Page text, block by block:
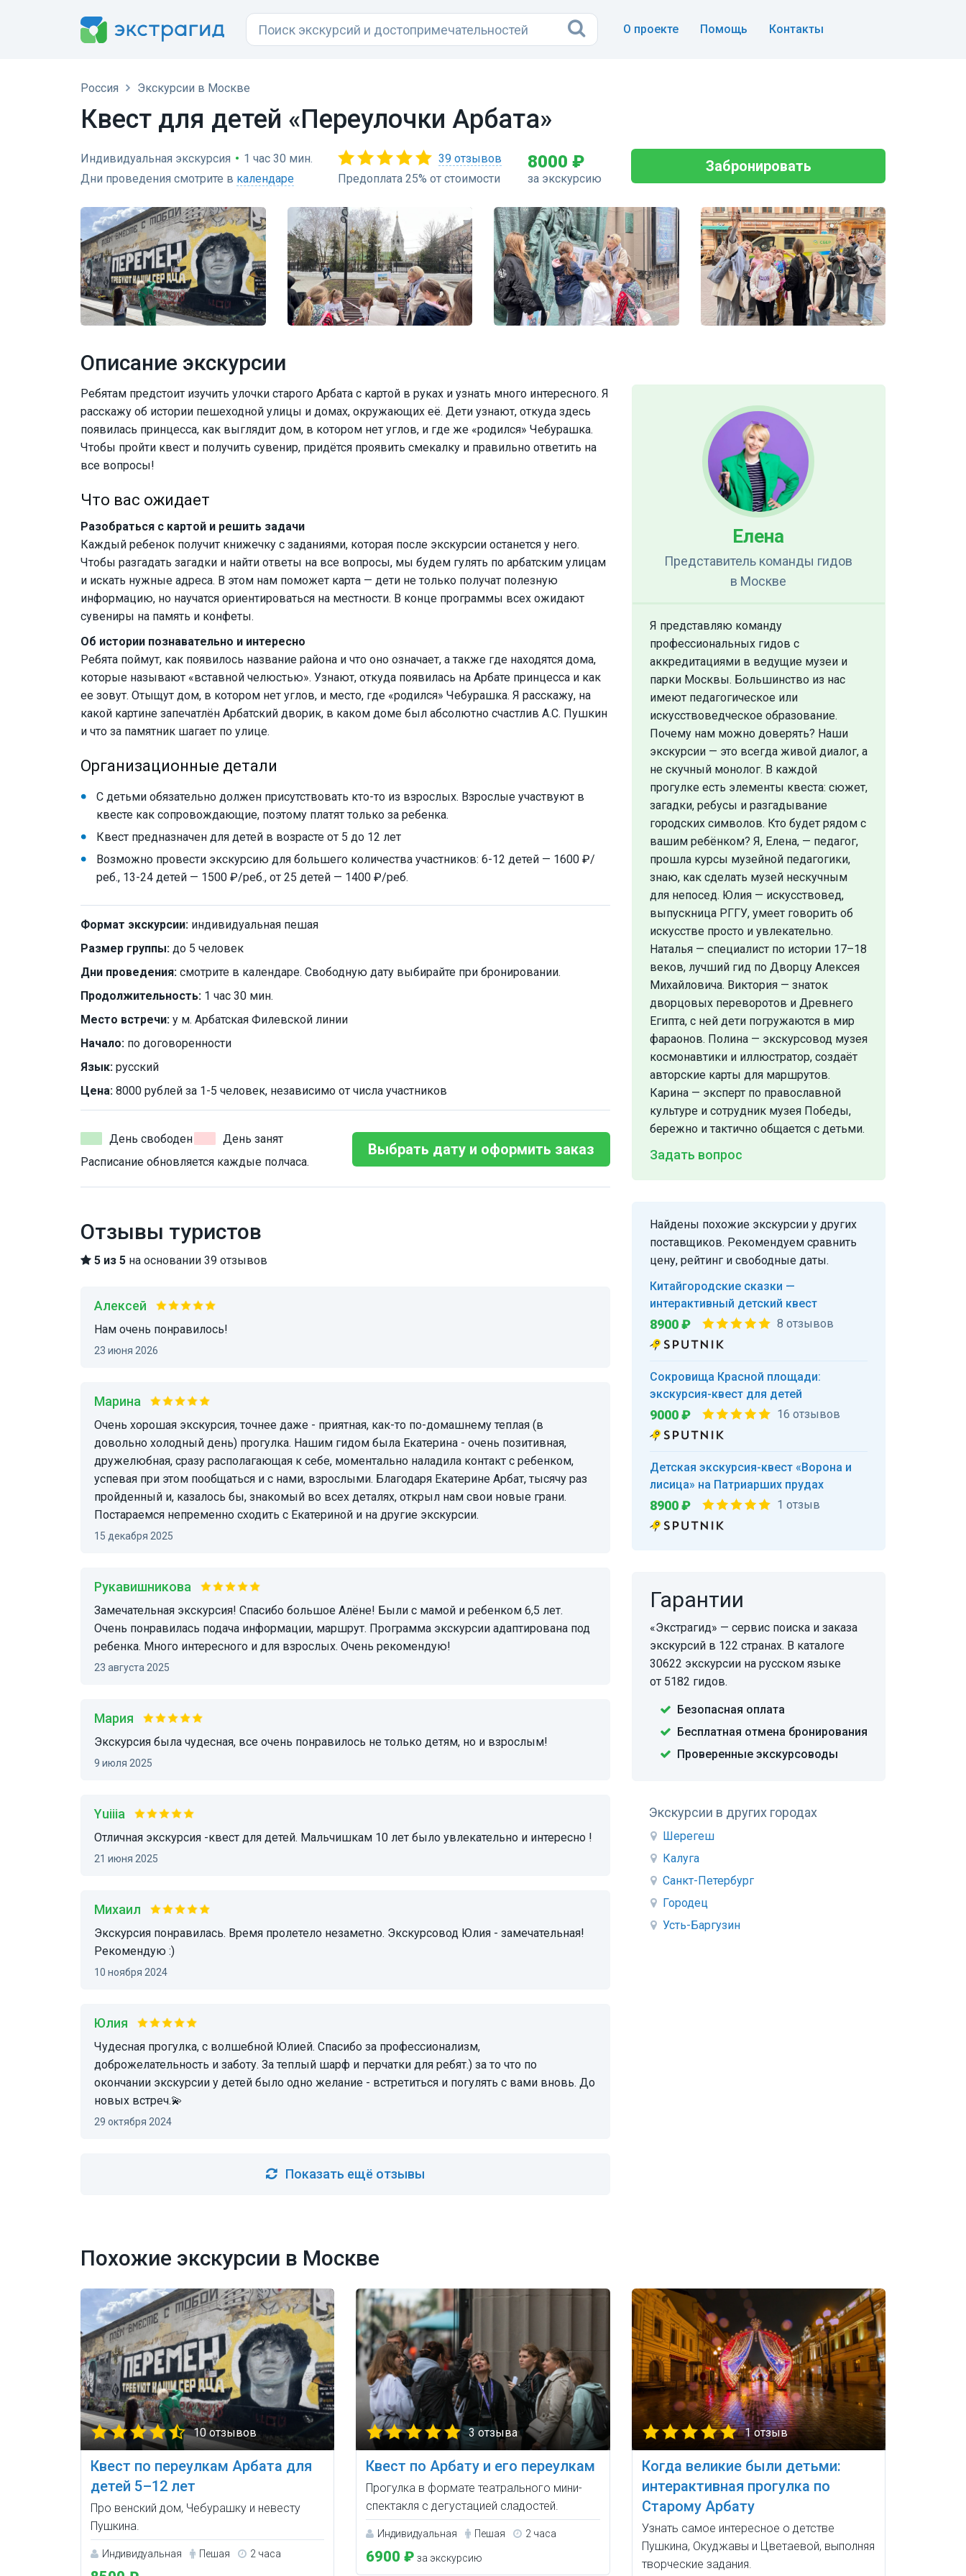
О проекте Помощь Контакты
Россия Экскурсии в Москве
Квест для детей «Переулочки Арбата»
Индивидуальная экскурсия • 1 час 30 мин.
Дни проведения смотрите в календаре
39 отзывов
Предоплата 25% от стоимости
8000 ₽
за экскурсию
Забронировать
Описание экскурсии
Ребятам предстоит изучить улочки старого Арбата с картой в руках и узнать много интересного. Я
расскажу об истории пешеходной улицы и домах, окружающих её. Дети узнают, откуда здесь
появилась принцесса, как выглядит дом, в котором нет углов, и где же «родился» Чебурашка.
Чтобы пройти квест и получить сувенир, придётся проявить смекалку и правильно ответить на
все вопросы!
Что вас ожидает
Разобраться с картой и решить задачи
Каждый ребенок получит книжечку с заданиями, которая после экскурсии останется у него.
Чтобы разгадать загадки и найти ответы на все вопросы, мы будем гулять по арбатским улицам
и искать нужные адреса. В этом нам поможет карта — дети не только получат полезную
информацию, но научатся ориентироваться на местности. В конце программы всех ожидают
сувениры на память и конфеты.
Об истории познавательно и интересно
Ребята поймут, как появилось название района и что оно означает, а также где находятся дома,
которые называют «вставной челюстью». Узнают, откуда появилась на Арбате принцесса и как
ее зовут. Отыщут дом, в котором нет углов, и место, где «родился» Чебурашка. Я расскажу, на
какой картине запечатлён Арбатский дворик, в каком доме был абсолютно счастлив А.С. Пушкин
и что за памятник шагает по улице.
Организационные детали
С детьми обязательно должен присутствовать кто-то из взрослых. Взрослые участвуют в
квесте как сопровождающие, поэтому платят только за ребенка.
Квест предназначен для детей в возрасте от 5 до 12 лет
Возможно провести экскурсию для большего количества участников: 6-12 детей — 1600 ₽/
реб., 13-24 детей — 1500 ₽/реб., от 25 детей — 1400 ₽/реб.
Формат экскурсии: индивидуальная пешая
Размер группы: до 5 человек
Дни проведения: смотрите в календаре. Свободную дату выбирайте при бронировании.
Продолжительность: 1 час 30 мин.
Место встречи: у м. Арбатская Филевской линии
Начало: по договоренности
Язык: русский
Цена: 8000 рублей за 1-5 человек, независимо от числа участников
День свободен
День занят
Расписание обновляется каждые полчаса.
Выбрать дату и оформить заказ
Отзывы туристов
5 из 5 на основании 39 отзывов
Алексей
Нам очень понравилось!
23 июня 2026
Марина
Очень хорошая экскурсия, точнее даже - приятная, как-то по-домашнему теплая (в
довольно холодный день) прогулка. Нашим гидом была Екатерина - очень позитивная,
дружелюбная, сразу располагающая к себе, моментально наладила контакт с ребенком,
успевая при этом пообщаться и с нами, взрослыми. Благодаря Екатерине Арбат, тысячу раз
пройденный и, казалось бы, знакомый во всех деталях, открыл нам свои новые грани.
Постараемся непременно сходить с Екатериной и на другие экскурсии.
15 декабря 2025
Рукавишникова
Замечательная экскурсия! Спасибо большое Алёне! Были с мамой и ребенком 6,5 лет.
Очень понравилась подача информации, маршрут. Программа экскурсии адаптирована под
ребенка. Много интересного и для взрослых. Очень рекомендую!
23 августа 2025
Мария
Экскурсия была чудесная, все очень понравилось не только детям, но и взрослым!
9 июля 2025
Yuiiia
Отличная экскурсия -квест для детей. Мальчишкам 10 лет было увлекательно и интересно !
21 июня 2025
Михаил
Экскурсия понравилась. Время пролетело незаметно. Экскурсовод Юлия - замечательная!
Рекомендую :)
10 ноября 2024
Юлия
Чудесная прогулка, с волшебной Юлией. Спасибо за профессионализм,
доброжелательность и заботу. За теплый шарф и перчатки для ребят.) за то что по
окончании экскурсии у детей было одно желание - встретиться и погулять с вами вновь. До
новых встреч.💫
29 октября 2024
Показать ещё отзывы
Елена
Представитель команды гидов
в Москве
Я представляю команду
профессиональных гидов с
аккредитациями в ведущие музеи и
парки Москвы. Большинство из нас
имеют педагогическое или
искусствоведческое образование.
Почему нам можно доверять? Наши
экскурсии — это всегда живой диалог, а
не скучный монолог. В каждой
прогулке есть элементы квеста: сюжет,
загадки, ребусы и разгадывание
городских символов. Кто будет рядом с
вашим ребёнком? Я, Елена, — педагог,
прошла курсы музейной педагогики,
знаю, как сделать музей нескучным
для непосед. Юлия — искусствовед,
выпускница РГГУ, умеет говорить об
искусстве просто и увлекательно.
Наталья — специалист по истории 17–18
веков, лучший гид по Дворцу Алексея
Михайловича. Виктория — знаток
дворцовых переворотов и Древнего
Египта, с ней дети погружаются в мир
фараонов. Полина — экскурсовод музея
космонавтики и иллюстратор, создаёт
авторские карты для маршрутов.
Карина — эксперт по православной
культуре и сотрудник музея Победы,
бережно и тактично общается с детьми.
Задать вопрос
Найдены похожие экскурсии у других
поставщиков. Рекомендуем сравнить
цену, рейтинг и свободные даты.
Китайгородские сказки —
интерактивный детский квест
8900 ₽ 8 отзывов
Сокровища Красной площади:
экскурсия-квест для детей
9000 ₽ 16 отзывов
Детская экскурсия-квест «Ворона и
лисица» на Патриарших прудах
8900 ₽ 1 отзыв
Гарантии
«Экстрагид» — сервис поиска и заказа
экскурсий в 122 странах. В каталоге
30622 экскурсии на русском языке
от 5182 гидов.
Безопасная оплата
Бесплатная отмена бронирования
Проверенные экскурсоводы
Экскурсии в других городах
Шерегеш
Калуга
Санкт-Петербург
Городец
Усть-Баргузин
Похожие экскурсии в Москве
10 отзывов
Квест по переулкам Арбата для
детей 5–12 лет
Про венский дом, Чебурашку и невесту
Пушкина.
Индивидуальная Пешая 2 часа
3 отзыва
Квест по Арбату и его переулкам
Прогулка в формате театрального мини-
спектакля с дегустацией сладостей.
Индивидуальная Пешая 2 часа
6900 ₽ за экскурсию
1 отзыв
Когда великие были детьми:
интерактивная прогулка по
Старому Арбату
Узнать самое интересное о детстве
Пушкина, Окуджавы и Цветаевой, выполняя
творческие задания.